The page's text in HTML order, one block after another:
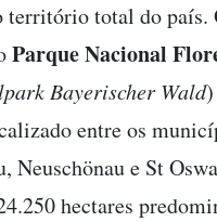
território total do país.
Parque Nacional
Bayerischer Wald
entre os
Neuschönau e St
hectares